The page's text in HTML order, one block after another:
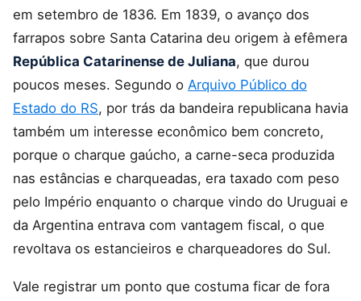
em setembro de 1836. Em 1839, o avanço dos
farrapos sobre Santa Catarina deu origem à efêmera
República Catarinense de Juliana, que durou
poucos meses. Segundo o Arquivo Público do
Estado do RS, por trás da bandeira republicana havia
também um interesse econômico bem concreto,
porque o charque gaúcho, a carne-seca produzida
nas estâncias e charqueadas, era taxado com peso
pelo Império enquanto o charque vindo do Uruguai e
da Argentina entrava com vantagem fiscal, o que
revoltava os estancieiros e charqueadores do Sul.
Vale registrar um ponto que costuma ficar de fora